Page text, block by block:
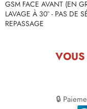
GSM FACE AVANT (EN
LAVAGE À 30° - PAS DE
REPASSAGE
🔒